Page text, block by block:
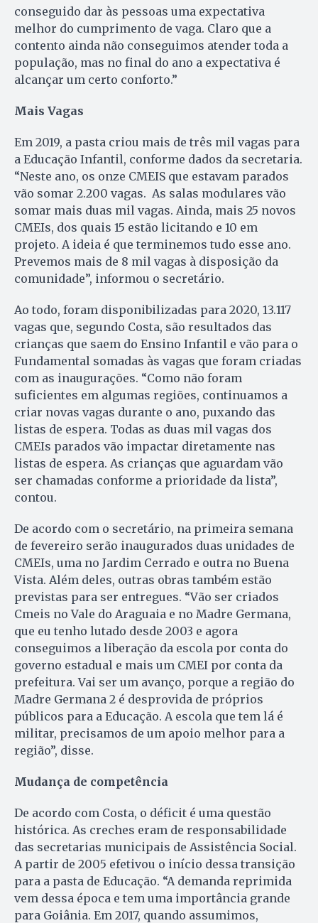
conseguido dar às pessoas uma expectativa
melhor do cumprimento de vaga. Claro que a
contento ainda não conseguimos atender toda a
população, mas no final do ano a expectativa é
alcançar um certo conforto.”
Mais Vagas
Em 2019, a pasta criou mais de três mil vagas para
a Educação Infantil, conforme dados da secretaria.
“Neste ano, os onze CMEIS que estavam parados
vão somar 2.200 vagas. As salas modulares vão
somar mais duas mil vagas. Ainda, mais 25 novos
CMEIs, dos quais 15 estão licitando e 10 em
projeto. A ideia é que terminemos tudo esse ano.
Prevemos mais de 8 mil vagas à disposição da
comunidade”, informou o secretário.
Ao todo, foram disponibilizadas para 2020, 13.117
vagas que, segundo Costa, são resultados das
crianças que saem do Ensino Infantil e vão para o
Fundamental somadas às vagas que foram criadas
com as inaugurações. “Como não foram
suficientes em algumas regiões, continuamos a
criar novas vagas durante o ano, puxando das
listas de espera. Todas as duas mil vagas dos
CMEIs parados vão impactar diretamente nas
listas de espera. As crianças que aguardam vão
ser chamadas conforme a prioridade da lista”,
contou.
De acordo com o secretário, na primeira semana
de fevereiro serão inaugurados duas unidades de
CMEIs, uma no Jardim Cerrado e outra no Buena
Vista. Além deles, outras obras também estão
previstas para ser entregues. “Vão ser criados
Cmeis no Vale do Araguaia e no Madre Germana,
que eu tenho lutado desde 2003 e agora
conseguimos a liberação da escola por conta do
governo estadual e mais um CMEI por conta da
prefeitura. Vai ser um avanço, porque a região do
Madre Germana 2 é desprovida de próprios
públicos para a Educação. A escola que tem lá é
militar, precisamos de um apoio melhor para a
região”, disse.
Mudança de competência
De acordo com Costa, o déficit é uma questão
histórica. As creches eram de responsabilidade
das secretarias municipais de Assistência Social.
A partir de 2005 efetivou o início dessa transição
para a pasta de Educação. “A demanda reprimida
vem dessa época e tem uma importância grande
para Goiânia. Em 2017, quando assumimos,